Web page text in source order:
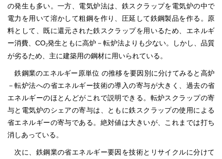
の発生も多い。一方、電気炉法は、鉄スクラップを電気炉の中で
電力を用いて溶かして粗鋼を作り、圧延して鉄鋼製品を作る。原
料として、既に還元された鉄スクラップを用いるため、エネルギ
ー消費、CO2発生ともに高炉－転炉法よりも少ない。しかし、品質
が劣るため、主に建築用の鋼材に用いられている。
鉄鋼業のエネルギー原単位 の推移を要因別に分けてみると高炉
－転炉法への省エネルギー技術の導入の寄与が大きく、過去の省
エネルギーのほとんどがこれで説明できる。転炉スクラップの寄
与と電気炉のシェアの寄与は、ともに鉄スクラップの使用による
省エネルギーの寄与である。絶対値は大きいが、これまでは打ち
消しあっている。
次に、鉄鋼業の省エネルギー要因を技術とリサイクルに分けて